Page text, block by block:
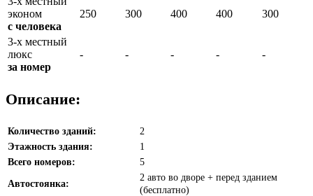
эконом
с человека
250 300 400 400 300
3-х местный
люкс
за номер
- - - - -
Описание:
Количество зданий:
2
Этажность здания:
1
Всего номеров:
5
Автостоянка:
2 авто во дворе + перед зданием
(бесплатно)